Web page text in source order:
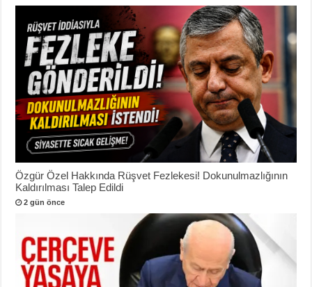
Özgür Özel Hakkında Rüşvet Fezlekesi! Dokunulmazlığının
Kaldırılması Talep Edildi
2 gün önce